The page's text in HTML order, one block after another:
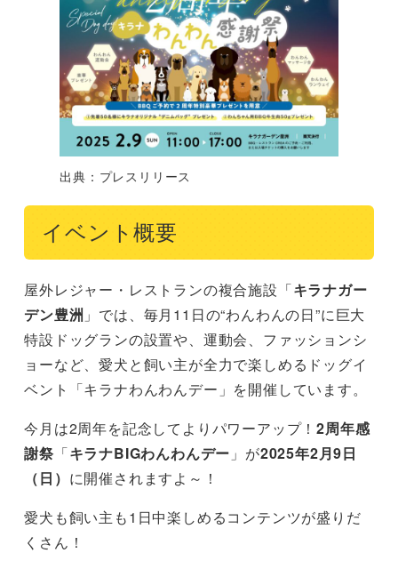
出典：プレスリリース
イベント概要
屋外レジャー・レストランの複合施設「キラナガー
デン豊洲 」では、毎月11日の“わんわんの日”に巨大
特設ドッグランの設置や、運動会、ファッションシ
ョーなど、愛犬と飼い主が全力で楽しめるドッグイ
ベント「キラナわんわんデー」を開催しています。
今月は2周年を記念してよりパワーアップ！2周年感
謝祭 「キラナBIGわんわんデー 」が2025年2月9日
（日） に開催されますよ～！
愛犬も飼い主も1日中楽しめるコンテンツが盛りだ
くさん！